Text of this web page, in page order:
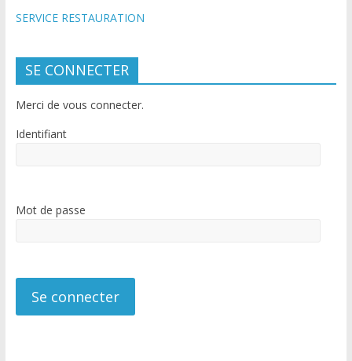
SERVICE RESTAURATION
SE CONNECTER
Merci de vous connecter.
Identifiant
Mot de passe